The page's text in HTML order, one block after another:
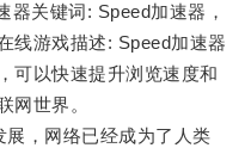
关键词: Speed加速器，
线游戏描述: Speed加速器
可以快速提升浏览速度和
网世界。
，网络已经成为了人类